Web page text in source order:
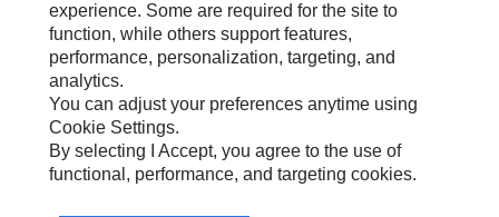
Mappa Del Sito
Cookie Settings
Informazioni Legali
Tutela Della Privacy
experience. Some are required for the site to
function, while others support features,
performance, personalization, targeting, and
analytics.
You can adjust your preferences anytime using
Cookie Settings.
By selecting I Accept, you agree to the use of
functional, performance, and targeting cookies.